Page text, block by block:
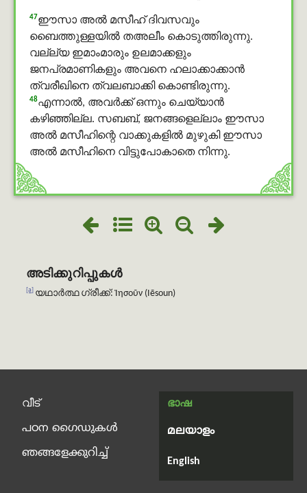
47ഈസാ അൽ മസീഹ് ദിവസവും
ബൈത്തുള്ളയില്‍ തഅലീം കൊടുത്തിരുന്നു.
വല്ല്യ ഇമാംമാരും ഉലമാക്കളും
ജനപ്രമാണികളും അവനെ ഹലാക്കാക്കാന്‍
ത്വരീഖിനെ ത്വലബാക്കി കൊണ്ടിരുന്നു.
48എന്നാല്‍, അവര്‍ക്ക് ഒന്നും ചെയ്യാന്‍
കഴിഞ്ഞില്ല. സബബ്, ജനങ്ങളെല്ലാം ഈസാ
അൽ മസീഹിന്റെ വാക്കുകളില്‍ മുഴുകി ഈസാ
അൽ മസീഹിനെ വിട്ടുപോകാതെ നിന്നു.
അടിക്കുറിപ്പുകൾ
[a] യഥാർത്ഥ ഗ്രീക്ക്: Ἰησοῦν (Iēsoun)
വീട്
പഠന ഗൈഡുകൾ
ഞങ്ങളേക്കുറിച്ച്
ഭാഷ
മലയാളം
English